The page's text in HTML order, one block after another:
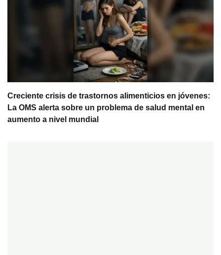
Creciente crisis de trastornos alimenticios en jóvenes:
La OMS alerta sobre un problema de salud mental en
aumento a nivel mundial